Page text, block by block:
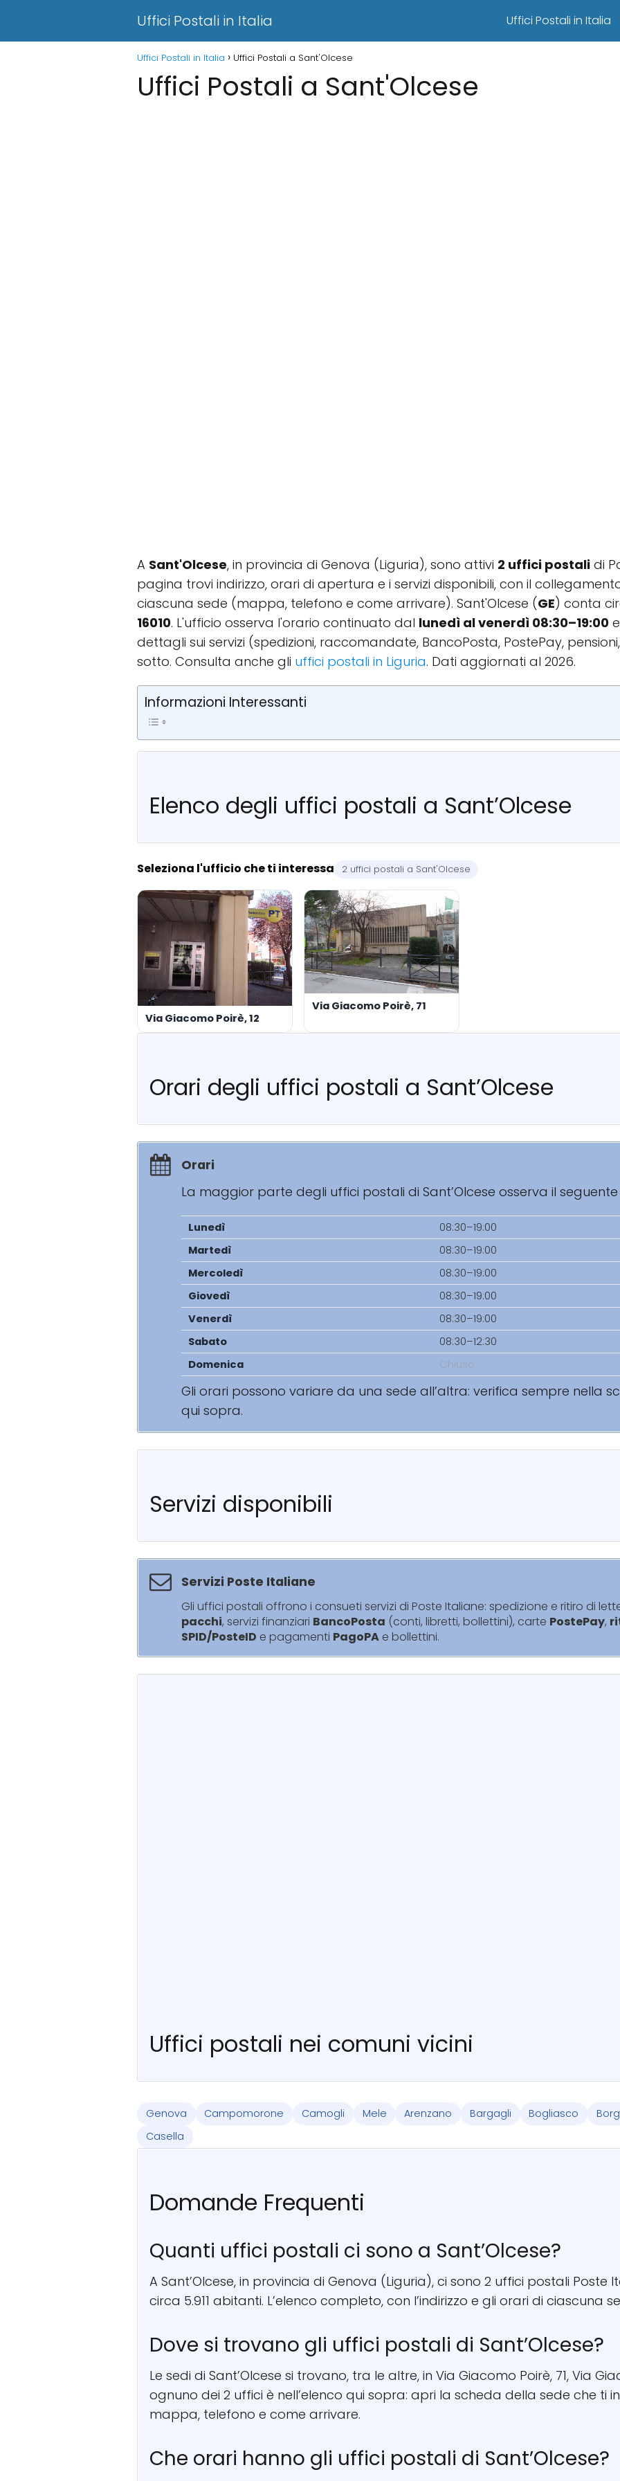
Uffici Postali in Italia Uffici Postali in Italia
Uffici Postali in Italia Uffici Postali a Sant'Olcese
Uffici Postali a Sant'Olcese
A Sant'Olcese, in provincia di Genova (Liguria), sono attivi 2 uffici postali di
pagina trovi indirizzo, orari di apertura e i servizi disponibili, con il
ciascuna sede (mappa, telefono e come arrivare). Sant'Olcese (GE) conta
16010. L'ufficio osserva l'orario continuato dal lunedì al venerdì 08:30–19:00
dettagli sui servizi (spedizioni, raccomandate, BancoPosta, PostePay,
sotto. Consulta anche gli uffici postali in Liguria. Dati aggiornati al 2026.
Informazioni Interessanti
Elenco degli uffici postali a Sant’Olcese
Seleziona l'ufficio che ti interessa 2 uffici postali a Sant'Olcese
Via Giacomo Poirè, 12
Via Giacomo Poirè, 71
Orari degli uffici postali a Sant’Olcese
Orari
La maggior parte degli uffici postali di Sant’Olcese osserva il
Lunedì
08:30–19:00
Martedì
08:30–19:00
Mercoledì
08:30–19:00
Giovedì
08:30–19:00
Venerdì
08:30–19:00
Sabato
08:30–12:30
Domenica
Chiuso
Gli orari possono variare da una sede all’altra: verifica sempre nella
qui sopra.
Servizi disponibili
Servizi Poste Italiane
Gli uffici postali offrono i consueti servizi di Poste Italiane: spedizione e ritiro di
pacchi, servizi finanziari BancoPosta (conti, libretti, bollettini), carte PostePay,
SPID/PosteID e pagamenti PagoPA e bollettini.
Uffici postali nei comuni vicini
Genova Campomorone Camogli Mele Arenzano Bargagli Bogliasco
Casella
Domande Frequenti
Quanti uffici postali ci sono a Sant’Olcese?
A Sant’Olcese, in provincia di Genova (Liguria), ci sono 2 uffici postali Poste
circa 5.911 abitanti. L’elenco completo, con l’indirizzo e gli orari di ciascuna
Dove si trovano gli uffici postali di Sant’Olcese?
Le sedi di Sant’Olcese si trovano, tra le altre, in Via Giacomo Poirè, 71, Via
ognuno dei 2 uffici è nell’elenco qui sopra: apri la scheda della sede che ti
mappa, telefono e come arrivare.
Che orari hanno gli uffici postali di Sant’Olcese?